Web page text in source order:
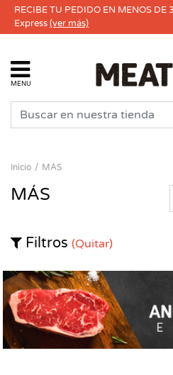
RECIBE TU PEDIDO EN MENOS
Express(ver más)
MENU
Inicio MÁS
MÁS
Filtros (Quitar)